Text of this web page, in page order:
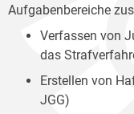
Aufgabenbereiche
Verfassen von
das
Erstellen von
JGG)